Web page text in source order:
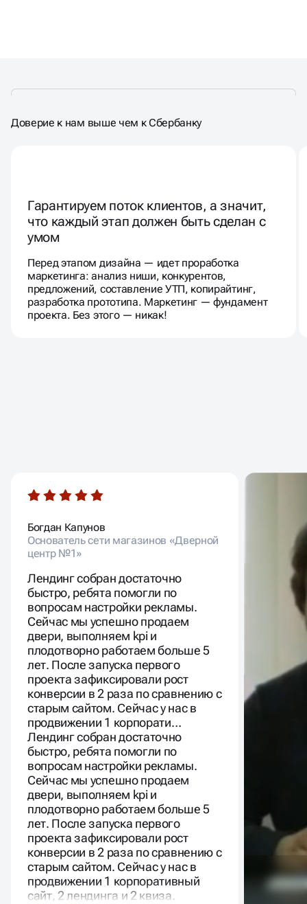
Доверие к нам выше чем к Сбербанку
Гарантируем поток клиентов, а значит,
что каждый этап должен быть сделан с
умом
Перед этапом дизайна — идет проработка
маркетинга: анализ ниши, конкурентов,
предложений, составление УТП, копирайтинг,
разработка прототипа. Маркетинг — фундамент
проекта. Без этого — никак!
Богдан Капунов
Основатель сети магазинов «Дверной
центр №1»
Лендинг собран достаточно
быстро, ребята помогли по
вопросам настройки рекламы.
Сейчас мы успешно продаем
двери, выполняем kpi и
плодотворно работаем больше 5
лет. После запуска первого
проекта зафиксировали рост
конверсии в 2 раза по сравнению с
старым сайтом. Сейчас у нас в
продвижении 1 корпорати…
Лендинг собран достаточно
быстро, ребята помогли по
вопросам настройки рекламы.
Сейчас мы успешно продаем
двери, выполняем kpi и
плодотворно работаем больше 5
лет. После запуска первого
проекта зафиксировали рост
конверсии в 2 раза по сравнению с
старым сайтом. Сейчас у нас в
продвижении 1 корпоративный
сайт, 2 лендинга и 2 квиза.
Тутов